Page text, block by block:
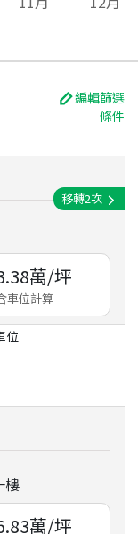
編輯篩選
條件
移轉2次
萬/坪
車位計算
位
樓
萬/坪